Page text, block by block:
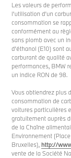
Les valeurs de
l’utilisation d’un
consommation se
conformément au
sans plomb avec un
d’éthanol (E10) sont
carburant de qualité
performances, BMW
un indice RON de 98.
Vous obtiendrez plus
consommation de
voitures particulières
gratuitement auprès
de la Chaîne
Environnement
Bruxelles), http://
vente de la Société